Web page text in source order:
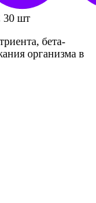
30 шт
бета-
организма в